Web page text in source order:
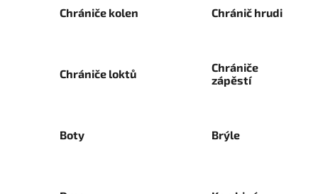
Chrániče kolen Chránič hrudi
Chrániče loktů
Chrániče
zápěstí
Boty Brýle